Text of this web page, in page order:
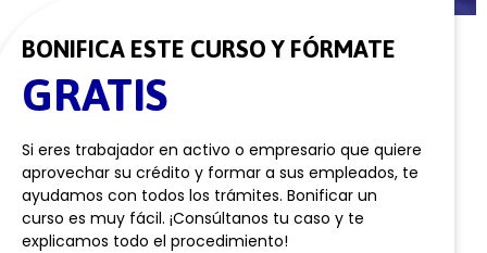
BONIFICA ESTE CURSO Y FÓRMATE
GRATIS
Si eres trabajador en activo o empresario que quiere
aprovechar su crédito y formar a sus empleados, te
ayudamos con todos los trámites. Bonificar un
curso es muy fácil. ¡Consúltanos tu caso y te
explicamos todo el procedimiento!